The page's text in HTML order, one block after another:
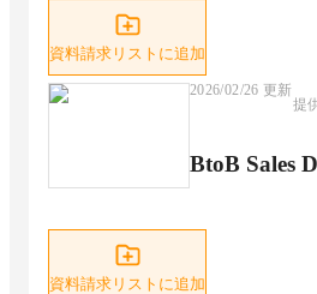
資料請求リストに追加
2026/02/26 更新
提
BtoB Sales
資料請求リストに追加